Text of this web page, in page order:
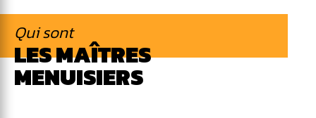
Qui sont
LES MAÎTRES
MENUISIERS